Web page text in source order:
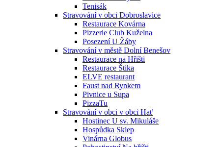
Tenisák
Stravování v obci Dobroslavice
Restaurace Kovárna
Pizzerie Club Kuželna
Posezení U Žáby
Stravování v městě Dolní Benešov
Restaurace na Hřišti
Restaurace Štika
ELVE restaurant
Faust nad Rynkem
Pivnice u Supa
PizzaTu
Stravování v obci v obci Hať
Hostinec U sv. Mikuláše
Hospůdka Sklep
Vinárna Globus